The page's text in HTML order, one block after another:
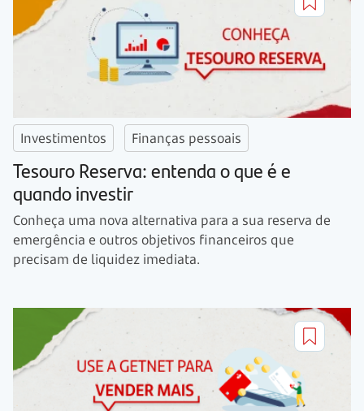
Investimentos Finanças pessoais
Tesouro Reserva: entenda o que é e
quando investir
Conheça uma nova alternativa para a sua reserva de
emergência e outros objetivos financeiros que
precisam de liquidez imediata.